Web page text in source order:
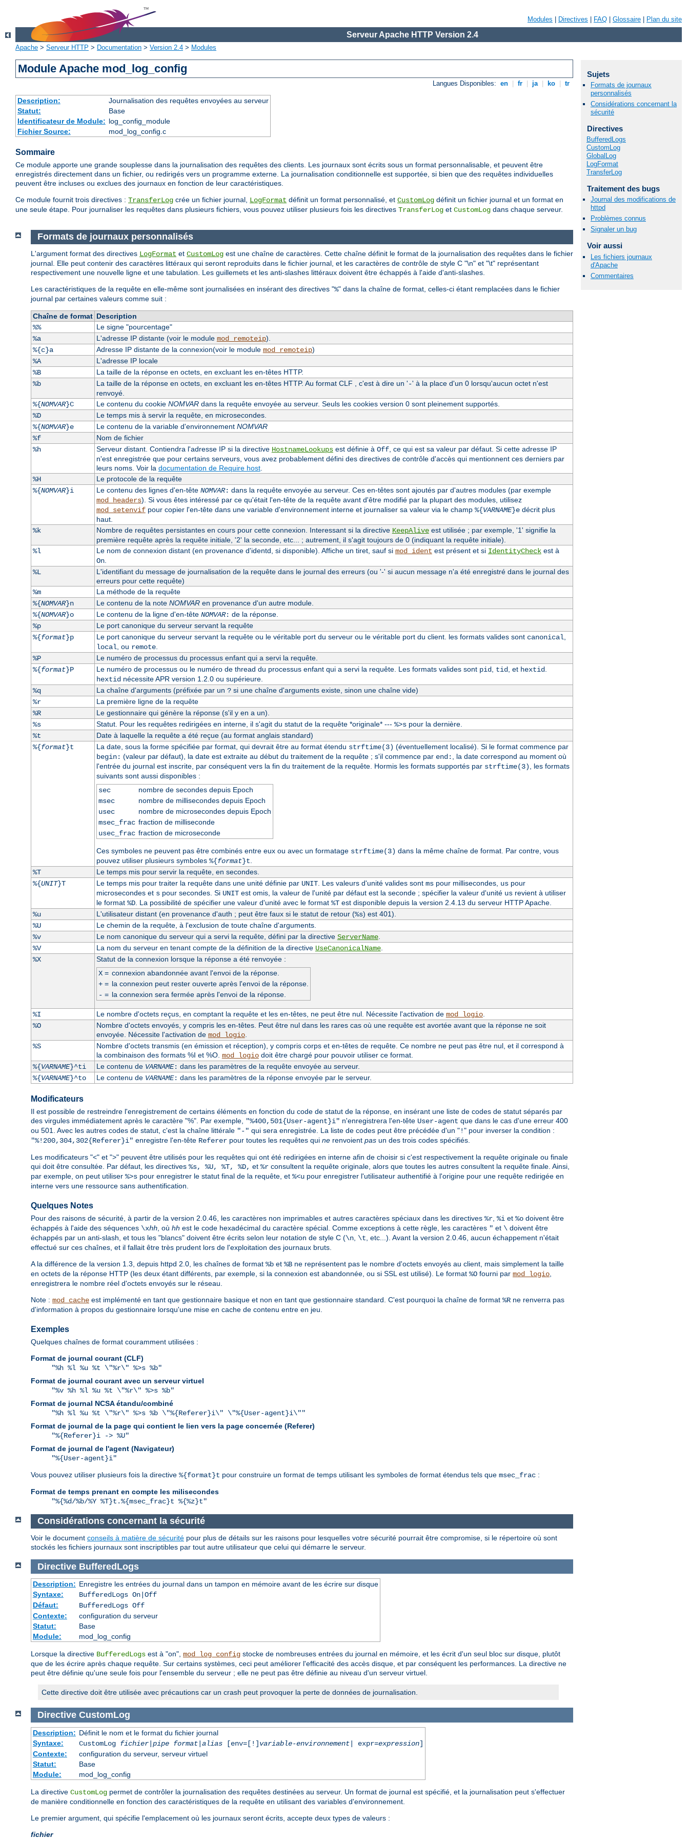
Modules Directives FAQ Glossaire Plan du site
Serveur Apache HTTP Version 2.4
Apache > Serveur HTTP > Documentation > Version 2.4 > Modules
Module Apache mod_log_config
Langues Disponibles: en fr ja ko tr
Description:
Journalisation des requêtes envoyées au serveur
Statut:
Base
Identificateur de Module: log_config_module
Fichier Source:
mod_log_config.c
Sommaire
Ce module apporte une grande souplesse dans la journalisation des requêtes des clients. Les journaux sont écrits sous un format personnalisable, et peuvent être
enregistrés directement dans un fichier, ou redirigés vers un programme externe. La journalisation conditionnelle est supportée, si bien que des requêtes individuelles
peuvent être incluses ou exclues des journaux en fonction de leur caractéristiques.
Ce module fournit trois directives : TransferLog crée un fichier journal, LogFormat définit un format personnalisé, et CustomLog définit un fichier journal et un format en
une seule étape. Pour journaliser les requêtes dans plusieurs fichiers, vous pouvez utiliser plusieurs fois les directives TransferLog et CustomLog dans chaque serveur.
Sujets
Formats de journaux
personnalisés
Considérations concernant la
sécurité
Directives
BufferedLogs
CustomLog
GlobalLog
LogFormat
TransferLog
Traitement des bugs
Journal des modifications de
httpd
Problèmes connus
Signaler un bug
Voir aussi
Les fichiers journaux
d'Apache
Commentaires
Formats de journaux personnalisés
L'argument format des directives LogFormat et CustomLog est une chaîne de caractères. Cette chaîne définit le format de la journalisation des requêtes dans le fichier
journal. Elle peut contenir des caractères littéraux qui seront reproduits dans le fichier journal, et les caractères de contrôle de style C "\n" et "\t" représentant
respectivement une nouvelle ligne et une tabulation. Les guillemets et les anti-slashes littéraux doivent être échappés à l'aide d'anti-slashes.
Les caractéristiques de la requête en elle-même sont journalisées en insérant des directives "%" dans la chaîne de format, celles-ci étant remplacées dans le fichier
journal par certaines valeurs comme suit :
Chaîne de format Description
%%
Le signe "pourcentage"
%a
L'adresse IP distante (voir le module mod_remoteip).
%{c}a
Adresse IP distante de la connexion(voir le module mod_remoteip)
%A
L'adresse IP locale
%B
La taille de la réponse en octets, en excluant les en-têtes HTTP.
%b
La taille de la réponse en octets, en excluant les en-têtes HTTP. Au format CLF , c'est à dire un '-' à la place d'un 0 lorsqu'aucun octet n'est
renvoyé.
%{NOMVAR}C Le contenu du cookie NOMVARdans la requête envoyée au serveur. Seuls les cookies version 0 sont pleinement supportés.
%D
Le temps mis à servir la requête, en microsecondes.
%{NOMVAR}e Le contenu de la variable d'environnement NOMVAR
%f
Nom de fichier
%h
Serveur distant. Contiendra l'adresse IP si la directive HostnameLookupsest définie à Off, ce qui est sa valeur par défaut. Si cette adresse IP
n'est enregistrée que pour certains serveurs, vous avez probablement défini des directives de contrôle d'accès qui mentionnent ces derniers par
leurs noms. Voir la documentation de Require host.
%H
Le protocole de la requête
%{NOMVAR}i Le contenu des lignes d'en-tête NOMVAR: dans la requête envoyée au serveur. Ces en-têtes sont ajoutés par d'autres modules (par exemple
mod_headers). Si vous êtes intéressé par ce qu'était l'en-tête de la requête avant d'être modifié par la plupart des modules, utilisez
mod_setenvifpour copier l'en-tête dans une variable d'environnement interne et journaliser sa valeur via le champ %{VARNAME}edécrit plus
haut.
%k
Nombre de requêtes persistantes en cours pour cette connexion. Interessant si la directive KeepAliveest utilisée ; par exemple, '1' signifie la
première requête après la requête initiale, '2' la seconde, etc... ; autrement, il s'agit toujours de 0 (indiquant la requête initiale).
%l
Le nom de connexion distant (en provenance d'identd, si disponible). Affiche un tiret, sauf si mod_ident est présent et si IdentityCheckest à
On.
%L
L'identifiant du message de journalisation de la requête dans le journal des erreurs (ou '-' si aucun message n'a été enregistré dans le journal des
erreurs pour cette requête)
%m
La méthode de la requête
%{NOMVAR}n Le contenu de la note NOMVARen provenance d'un autre module.
%{NOMVAR}o Le contenu de la ligne d'en-tête NOMVAR: de la réponse.
%p
Le port canonique du serveur servant la requête
%{format}p Le port canonique du serveur servant la requête ou le véritable port du serveur ou le véritable port du client. les formats valides sont canonical
local , ou remote.
%P
Le numéro de processus du processus enfant qui a servi la requête.
%{format}P Le numéro de processus ou le numéro de thread du processus enfant qui a servi la requête. Les formats valides sont pid, tid, et hextid.
hextidnécessite APR version 1.2.0 ou supérieure.
%q
La chaîne d'arguments (préfixée par un ?si une chaîne d'arguments existe, sinon une chaîne vide)
%r
La première ligne de la requête
%R
Le gestionnaire qui génère la réponse (s'il y en a un).
%s
Statut. Pour les requêtes redirigées en interne, il s'agit du statut de la requête *originale* --- %>spour la dernière.
%t
Date à laquelle la requête a été reçue (au format anglais standard)
%{format}t La date, sous la forme spécifiée par format, qui devrait être au format étendu strftime(3) (éventuellement localisé). Si le format commence par
begin: (valeur par défaut), la date est extraite au début du traitement de la requête ; s'il commence par end:
, la date correspond au moment où
l'entrée du journal est inscrite, par conséquent vers la fin du traitement de la requête. Hormis les formats supportés par strftime(3)
, les formats
suivants sont aussi disponibles :
sec
nombre de secondes depuis Epoch
msec
nombre de millisecondes depuis Epoch
usec
nombre de microsecondes depuis Epoch
msec_frac fraction de milliseconde
usec_frac fraction de microseconde
Ces symboles ne peuvent pas être combinés entre eux ou avec un formatage strftime(3) dans la même chaîne de format. Par contre, vous
pouvez utiliser plusieurs symboles %{format}t
%T
Le temps mis pour servir la requête, en secondes.
%{UNIT}T Le temps mis pour traiter la requête dans une unité définie par UNIT. Les valeurs d'unité valides sont mspour millisecondes, uspour
microsecondes et spour secondes. Si UNITest omis, la valeur de l'unité par défaut est la seconde ; spécifier la valeur d'unité usrevient à utiliser
le format %D. La possibilité de spécifier une valeur d'unité avec le format %Test disponible depuis la version 2.4.13 du serveur HTTP Apache.
%u
L'utilisateur distant (en provenance d'auth ; peut être faux si le statut de retour (%s) est 401).
%U
Le chemin de la requête, à l'exclusion de toute chaîne d'arguments.
%v
Le nom canonique du serveur qui a servi la requête, défini par la directive ServerName.
%V
La nom du serveur en tenant compte de la définition de la directive UseCanonicalName.
%X
Statut de la connexion lorsque la réponse a été renvoyée :
X= connexion abandonnée avant l'envoi de la réponse.
+= la connexion peut rester ouverte après l'envoi de la réponse.
- = la connexion sera fermée après l'envoi de la réponse.
%I Le nombre d'octets reçus, en comptant la requête et les en-têtes, ne peut être nul. Nécessite l'activation de mod_logio.
%O
Nombre d'octets envoyés, y compris les en-têtes. Peut être nul dans les rares cas où une requête est avortée avant que la réponse ne soit
envoyée. Nécessite l'activation de mod_logio.
%S
Nombre d'octets transmis (en émission et réception), y compris corps et en-têtes de requête. Ce nombre ne peut pas être nul, et il correspond à
la combinaison des formats %I et %O. mod_logiodoit être chargé pour pouvoir utiliser ce format.
%{VARNAME}^ti Le contenu de VARNAME: dans les paramètres de la requête envoyée au serveur.
%{VARNAME}^to Le contenu de VARNAME: dans les paramètres de la réponse envoyée par le serveur.
Modificateurs
Il est possible de restreindre l'enregistrement de certains éléments en fonction du code de statut de la réponse, en insérant une liste de codes de statut séparés par
des virgules immédiatement après le caractère "%". Par exemple,
"%400,501{User-agent}i" n'enregistrera l'en-tête User-agent que dans le cas d'une erreur 400
ou 501. Avec les autres codes de statut, c'est la chaîne littérale "-" qui sera enregistrée. La liste de codes peut être précédée d'un "!" pour inverser la condition :
"%!200,304,302{Referer}i" enregistre l'en-tête Referer pour toutes les requêtes qui ne renvoient pas un des trois codes spécifiés.
Les modificateurs "<" et ">" peuvent être utilisés pour les requêtes qui ont été redirigées en interne afin de choisir si c'est respectivement la requête originale ou finale
qui doit être consultée. Par défaut, les directives %s, %U, %T, %D, et %r consultent la requête originale, alors que toutes les autres consultent la requête finale. Ainsi,
par exemple, on peut utiliser %>s pour enregistrer le statut final de la requête, et %<u pour enregistrer l'utilisateur authentifié à l'origine pour une requête redirigée en
interne vers une ressource sans authentification.
Quelques Notes
Pour des raisons de sécurité, à partir de la version 2.0.46, les caractères non imprimables et autres caractères spéciaux dans les directives %r, %i et %o doivent être
échappés à l'aide des séquences \xhh, où hh est le code hexadécimal du caractère spécial. Comme exceptions à cette règle, les caractères " et \ doivent être
échappés par un anti-slash, et tous les "blancs" doivent être écrits selon leur notation de style C (\n, \t, etc...). Avant la version 2.0.46, aucun échappement n'était
effectué sur ces chaînes, et il fallait être très prudent lors de l'exploitation des journaux bruts.
A la différence de la version 1.3, depuis httpd 2.0, les chaînes de format %b et %B ne représentent pas le nombre d'octets envoyés au client, mais simplement la taille
en octets de la réponse HTTP (les deux étant différents, par exemple, si la connexion est abandonnée, ou si SSL est utilisé). Le format %O fourni par mod_logio,
enregistrera le nombre réel d'octets envoyés sur le réseau.
Note : mod_cache est implémenté en tant que gestionnaire basique et non en tant que gestionnaire standard. C'est pourquoi la chaîne de format %R ne renverra pas
d'information à propos du gestionnaire lorsqu'une mise en cache de contenu entre en jeu.
Exemples
Quelques chaînes de format couramment utilisées :
Format de journal courant (CLF)
"%h %l %u %t \"%r\" %>s %b"
Format de journal courant avec un serveur virtuel
"%v %h %l %u %t \"%r\" %>s %b"
Format de journal NCSA étandu/combiné
"%h %l %u %t \"%r\" %>s %b \"%{Referer}i\" \"%{User-agent}i\""
Format de journal de la page qui contient le lien vers la page concernée (Referer)
"%{Referer}i -> %U"
Format de journal de l'agent (Navigateur)
"%{User-agent}i"
Vous pouvez utiliser plusieurs fois la directive %{format}t pour construire un format de temps utilisant les symboles de format étendus tels que msec_frac :
Format de temps prenant en compte les milisecondes
"%{%d/%b/%Y %T}t.%{msec_frac}t %{%z}t"
Considérations concernant la sécurité
Voir le document conseils à matière de sécurité pour plus de détails sur les raisons pour lesquelles votre sécurité pourrait être compromise, si le répertoire où sont
stockés les fichiers journaux sont inscriptibles par tout autre utilisateur que celui qui démarre le serveur.
Directive BufferedLogs
Description: Enregistre les entrées du journal dans un tampon en mémoire avant de les écrire sur disque
Syntaxe:
BufferedLogs On|Off
Défaut:
BufferedLogs Off
Contexte:
configuration du serveur
Statut:
Base
Module:
mod_log_config
Lorsque la directive BufferedLogs est à "on", mod_log_config stocke de nombreuses entrées du journal en mémoire, et les écrit d'un seul bloc sur disque, plutôt
que de les écrire après chaque requête. Sur certains systèmes, ceci peut améliorer l'efficacité des accès disque, et par conséquent les performances. La directive ne
peut être définie qu'une seule fois pour l'ensemble du serveur ; elle ne peut pas être définie au niveau d'un serveur virtuel.
Cette directive doit être utilisée avec précautions car un crash peut provoquer la perte de données de journalisation.
Directive CustomLog
Description: Définit le nom et le format du fichier journal
Syntaxe:
CustomLog fichier|pipe format|alias[env=[!]variable-environnement| expr=expression]
Contexte:
configuration du serveur, serveur virtuel
Statut:
Base
Module:
mod_log_config
La directive CustomLog permet de contrôler la journalisation des requêtes destinées au serveur. Un format de journal est spécifié, et la journalisation peut s'effectuer
de manière conditionnelle en fonction des caractéristiques de la requête en utilisant des variables d'environnement.
Le premier argument, qui spécifie l'emplacement où les journaux seront écrits, accepte deux types de valeurs :
fichier